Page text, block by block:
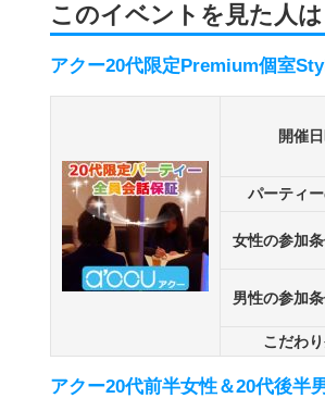
このイベントを見た人
アクー20代限定Premium個室
開催
パーティ
女性の参加
男性の参加
こだわ
アクー20代前半女性＆20代後半